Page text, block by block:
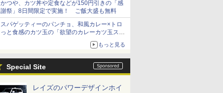
かつや、カツ丼や定食などが150円引きの「感
謝祭」8日間限定で実施！ ご飯大盛も無料
スパゲッティーのパンチョ、和風カレー×トロ
っと食感のカツ玉の「欲望のカレーカツ玉ス
もっと見る
Special Site
レイズのパワーデザインホイ